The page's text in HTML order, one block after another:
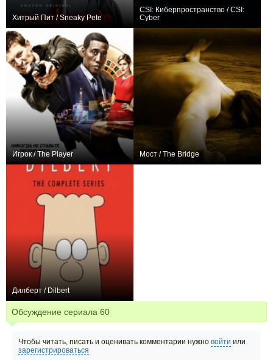
Хитрый Пит / Sneaky Pete
CSI: Киберпространство / CSI:
Cyber
Игрок / The Player Мост / The Bridge
Дилберт / Dilbert
Обсуждение сериала 60
Чтобы читать, писать и оценивать комментарии нужно войти или
зарегистрироваться